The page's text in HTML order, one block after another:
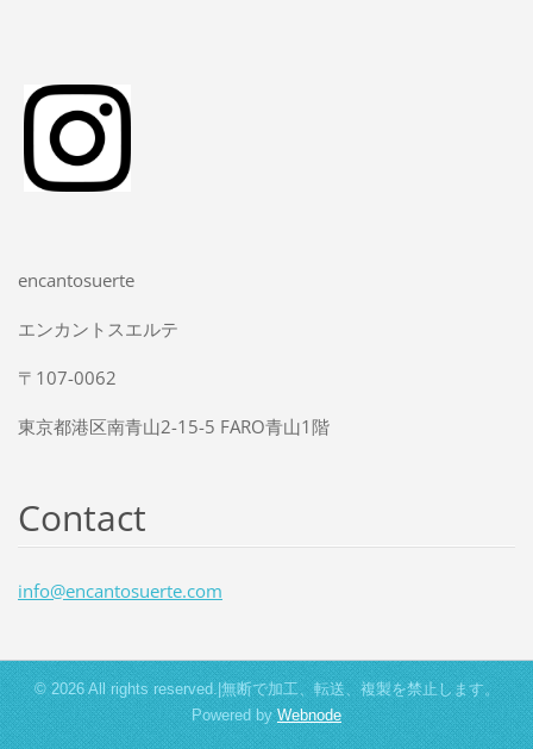
encantosuerte
エンカントスエルテ
〒107-0062
東京都港区南青山2-15-5 FARO青山1階
Contact
info@encantosuerte.com
© 2026 All rights reserved.|無断で加工、転送、複製を禁止します。
Powered byWebnode